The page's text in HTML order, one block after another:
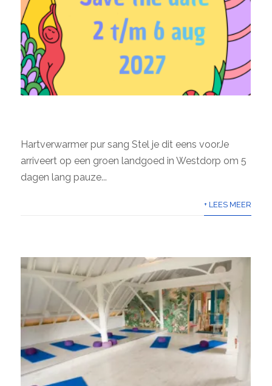
Hartverwarmer pur sang Stel je dit eens voorJe
arriveert op een groen landgoed in Westdorp om 5
dagen lang pauze...
+ LEES MEER